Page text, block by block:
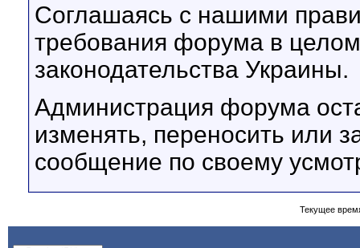
Соглашаясь с нашими
требования форума в
законодательства Украины.
Администрация форума
изменять, переносить или
сообщение по своему
Текущее